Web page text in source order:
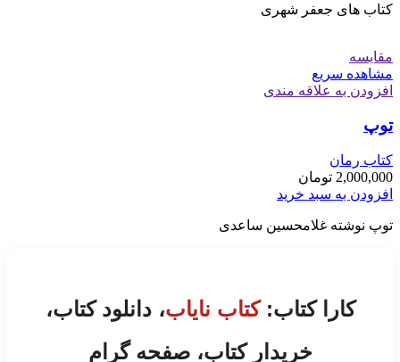
کتاب های جعفر شهری
مقایسه
مشاهده سریع
افزودن به علاقه مندی
توپ
کتاب رمان
2,000,000 تومان
افزودن به سبد خرید
توپ نوشته غلامحسین ساعدی
کارا کتاب:کتاب نایاب، دانلود کتاب،
خریدار کتاب، صفحه گرام